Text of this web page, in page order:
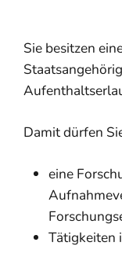
Sie besitzen
Damit dürfen
eine
Tätigkeiten